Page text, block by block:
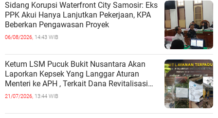
Sidang Korupsi Waterfront City Samosir: Eks
PPK Akui Hanya Lanjutkan Pekerjaan, KPA
Beberkan Pengawasan Proyek
06/08/2026, 14:43 WIB
Ketum LSM Pucuk Bukit Nusantara Akan
Laporkan Kepsek Yang Langgar Aturan
Menteri ke APH , Terkait Dana Revitalisasi
Sekolah
21/07/2026, 13:44 WIB